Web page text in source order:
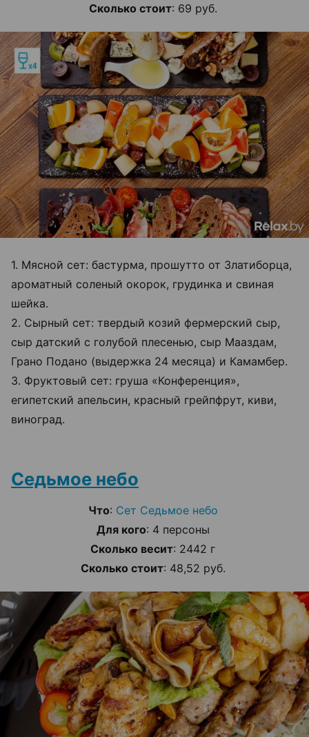
Сколько стоит: 69 руб.
1. Мясной сет: бастурма, прошутто от Златиборца,
ароматный соленый окорок, грудинка и свиная
шейка.
2. Сырный сет: твердый козий фермерский сыр,
сыр датский с голубой плесенью, сыр Мааздам,
Грано Подано (выдержка 24 месяца) и Камамбер.
3. Фруктовый сет: груша «Конференция»,
египетский апельсин, красный грейпфрут, киви,
виноград.
Седьмое небо
Что: Сет Седьмое небо
Для кого: 4 персоны
Сколько весит: 2442 г
Сколько стоит: 48,52 руб.